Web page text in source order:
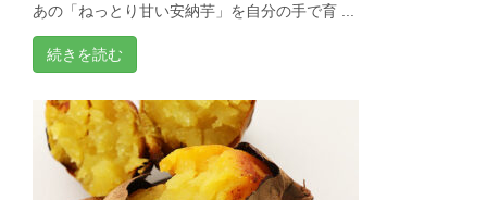
あの「ねっとり甘い安納芋」を自分の手で育 ...
続きを読む